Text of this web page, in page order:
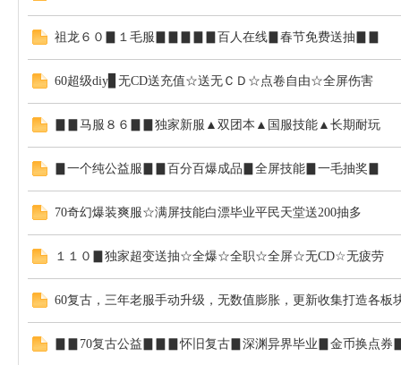
祖龙６０▊１毛服▊▊▊▊▊百人在线▊春节免费送抽▊▊
60超级diy▊无CD送充值☆送无ＣＤ☆点卷自由☆全屏伤害
▊▊马服８６▊▊独家新服▲双团本▲国服技能▲长期耐玩
▊一个纯公益服▊▊百分百爆成品▊全屏技能▊一毛抽奖▊
70奇幻爆装爽服☆满屏技能白漂毕业平民天堂送200抽多
１１０▊独家超变送抽☆全爆☆全职☆全屏☆无CD☆无疲劳
60复古，三年老服手动升级，无数值膨胀，更新收集打造各板
▊▊70复古公益▊▊▊怀旧复古▊深渊异界毕业▊金币换点券